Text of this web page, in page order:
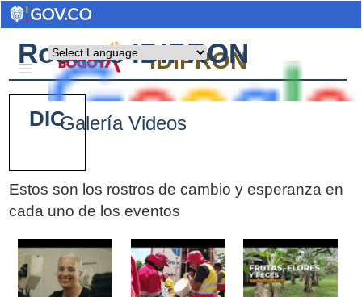
Powered by
IDIPRON
Rostros IDIPRON
Galería Videos
Estos son los rostros de cambio y esperanza en
cada uno de los eventos
Pages
DIC